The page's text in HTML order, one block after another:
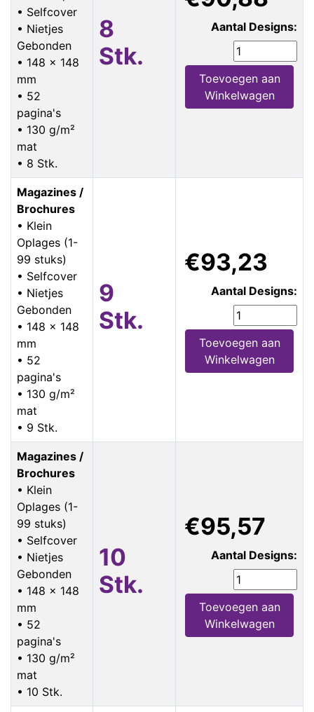
• Selfcover
• Nietjes
Gebonden
• 148 x 148
mm
• 52
pagina's
• 130 g/m²
mat
• 8 Stk.
8
Stk.
Aantal Designs:
Toevoegen aan
Winkelwagen
Magazines /
Brochures
• Klein
Oplages (1-
99 stuks)
• Selfcover
• Nietjes
Gebonden
• 148 x 148
mm
• 52
pagina's
• 130 g/m²
mat
• 9 Stk.
9
Stk.
€93,23
Aantal Designs:
Toevoegen aan
Winkelwagen
Magazines /
Brochures
• Klein
Oplages (1-
99 stuks)
• Selfcover
• Nietjes
Gebonden
• 148 x 148
mm
• 52
pagina's
• 130 g/m²
mat
• 10 Stk.
10
Stk.
€95,57
Aantal Designs:
Toevoegen aan
Winkelwagen